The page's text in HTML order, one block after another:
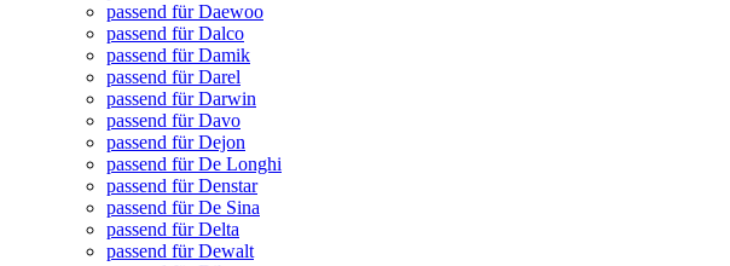
passend für Daewoo
passend für Dalco
passend für Damik
passend für Darel
passend für Darwin
passend für Davo
passend für Dejon
passend für De Longhi
passend für Denstar
passend für De Sina
passend für Delta
passend für Dewalt